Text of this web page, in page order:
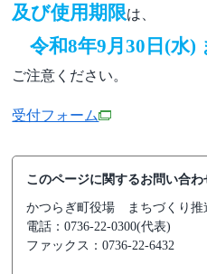
及び使用期限は、
令和8年9月30日(水)
ご注意ください。
受付フォーム
このページに関するお問い合わ
かつらぎ町役場
まちづくり
電話：0736-22-0300(代表)
ファックス：0736-22-6432